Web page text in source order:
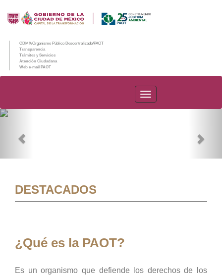
CDMX/Organismo Público Descentralizado/PAOT
Transparencia
Trámites y Servicios
Atención Ciudadana
Web e-mail PAOT
PAOT
DESTACADOS
¿Qué es la PAOT?
Es un organismo que defiende los derechos de los